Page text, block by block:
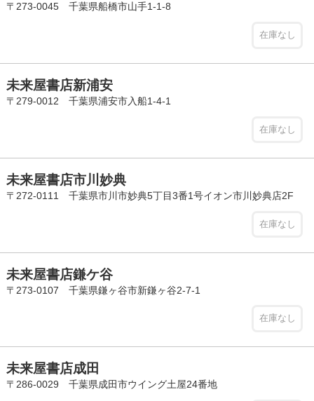
〒273-0045 千葉県船橋市山手1-1-8
在庫なし
未来屋書店新浦安
〒279-0012 千葉県浦安市入船1-4-1
在庫なし
未来屋書店市川妙典
〒272-0111 千葉県市川市妙典5丁目3番1号イオン市川妙典店2F
在庫なし
未来屋書店鎌ケ谷
〒273-0107 千葉県鎌ヶ谷市新鎌ヶ谷2-7-1
在庫なし
未来屋書店成田
〒286-0029 千葉県成田市ウイング土屋24番地